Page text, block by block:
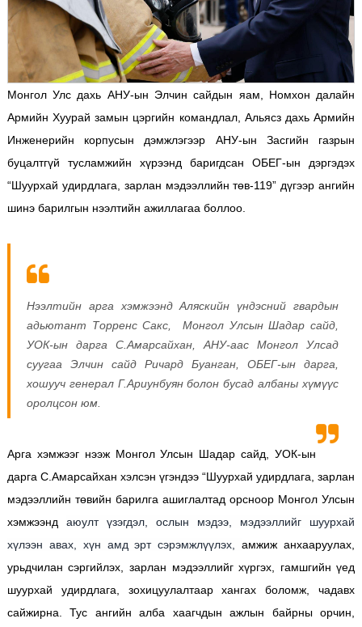
Монгол Улс дахь АНУ-ын Элчин сайдын яам, Номхон далайн
Армийн Хуурай замын цэргийн командлал, Альясз дахь Армийн
Инженерийн корпусын дэмжлэгээр АНУ-ын Засгийн газрын
буцалтгүй тусламжийн хүрээнд баригдсан ОБЕГ-ын дэргэдэх
“Шуурхай удирдлага, зарлан мэдээллийн төв-119” дүгээр ангийн
шинэ барилгын нээлтийн ажиллагаа боллоо.
Нээлтийн арга хэмжээнд Аляскийн үндэсний гвардын
адьютант Торренс Сакс, Монгол Улсын Шадар сайд,
УОК-ын дарга С.Амарсайхан, АНУ-аас Монгол Улсад
суугаа Элчин сайд Ричард Буанган, ОБЕГ-ын дарга,
хошууч генерал Г.Ариунбуян болон бусад албаны хүмүүс
оролцсон юм.
Арга хэмжээг нээж Монгол Улсын Шадар сайд, УОК-ын
дарга С.Амарсайхан хэлсэн үгэндээ “Шуурхай удирдлага, зарлан
мэдээллийн төвийн барилга ашиглалтад орсноор Монгол Улсын
хэмжээнд аюулт үзэгдэл, ослын мэдээ, мэдээллийг шуурхай
хүлээн авах, хүн амд эрт сэрэмжлүүлэх,амжиж анхааруулах,
урьдчилан сэргийлэх, зарлан мэдээллийг хүргэх, гамшгийн үед
шуурхай удирдлага, зохицуулалтаар хангах боломж, чадавх
сайжирна. Тус ангийн алба хаагчдын ажлын байрны орчин,